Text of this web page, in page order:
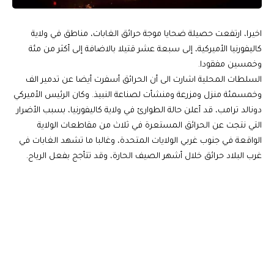
اخيرا، ارتفعت حصيلة ضحايا موجة حرائق الغابات، مناطق في ولاية
كاليفورنيا الأميركية، إلى سبعة عشر قتيلا بالاضافة إلى أكثر من مئة
وخمسين مفقودا.
السلطات المحلية اشارت الى أن الحرائق أسفرت أيضا عن تدمير الف
وخمسمئة منزل ومزرعة ومنشأت لصناعة النبيذ. وكان الرئيس الأميركي
دونالد ترامب، قد أعلن حالة الطوارئ في ولاية كاليفورنيا، بسبب الأضرار
التي نتجت عن الحرائق المستعرة في ثلاث من مقاطعات الولاية
الواقعة في جنوب غربي الولايات المتحدة، وغالبا ما تشهد الغابات في
غرب البلاد حرائق خلال أشهر الصيف الحارة، وقد تتأجج بفعل الرياح.